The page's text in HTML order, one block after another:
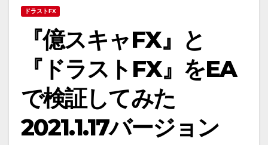
ドラストFX
『億スキャFX』と
『ドラストFX』をEA
で検証してみた
2021.1.17バージョン